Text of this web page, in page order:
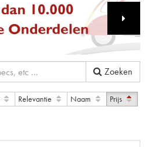
Zoeken
Relevantie Naam Prijs